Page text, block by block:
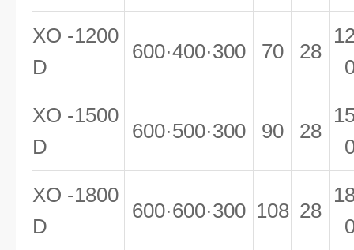
XO -1200
D
600·400·300 70 28
XO -1500
D
600·500·300 90 28
XO -1800
D
600·600·300 108 28